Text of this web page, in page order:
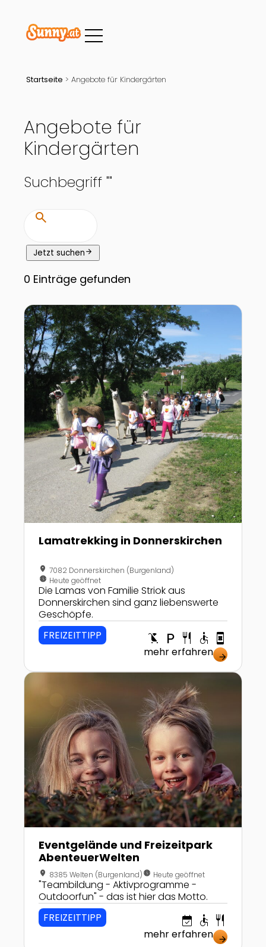
Startseite > Angebote für Kindergärten
Angebote für
Kindergärten
Suchbegriff ""
search
Jetzt suchenarrow_forward
0 Einträge gefunden
Zur Detailseite von Lamatrekking in Donnerskirchen
Lamatrekking in Donnerskirchen
location_on 7082 Donnerskirchen (Burgenland)
nest_clock_farsight_analog Heute geöffnet
Die Lamas von Familie Striok aus
Donnerskirchen sind ganz liebenswerte
Geschöpfe.
FREIZEITTIPP
child_friendly local_parking restaurant accessible book_online
mehr erfahren arrow_forward
Zur Detailseite von Eventgelände und Freizeitpark
Eventgelände und Freizeitpark
AbenteuerWelten
location_on 8385 Welten (Burgenland)nest_clock_farsight_analog Heute geöffnet
"Teambildung - Aktivprogramme -
Outdoorfun" - das ist hier das Motto.
FREIZEITTIPP
event_available accessible restaurant
mehr erfahren arrow_forward